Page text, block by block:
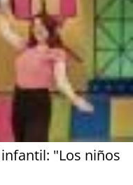
"Los niños